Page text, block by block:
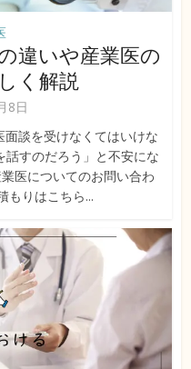
違いや産業医の
く解説
8日
談を受けなくてはいけな
すのだろう」と不安にな
医についてのお問い合わ
もりはこちら...